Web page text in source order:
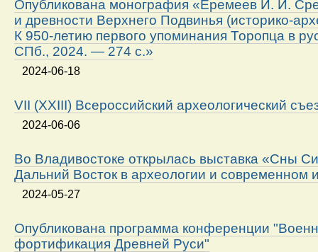
Опубликована монография «Еремеев И. И.
и древности Верхнего Подвинья (историко-
К 950-летию первого упоминания Торопца в
СПб., 2024. — 274 с.»
2024-06-18
VII (XXIII) Всероссийский археологический
2024-06-06
Во Владивостоке открылась выставка «Сны
Дальний Восток в археологии и современном
2024-05-27
Опубликована программа конференции
фортификация Древней Руси"